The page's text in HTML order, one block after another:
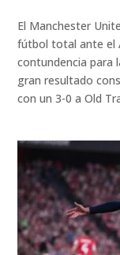
El Manchester
fútbol total ante el
contundencia para
gran resultado
con un 3-0 a Old